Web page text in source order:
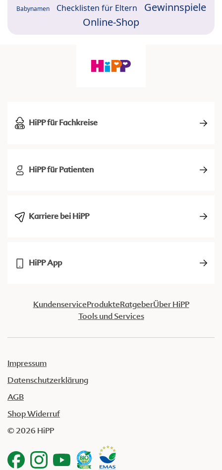
Babynamen Checklisten für Eltern
Gewinnspiele
Online-Shop
HiPP für Fachkreise
HiPP für Patienten
Karriere bei HiPP
HiPP App
KundenserviceProdukteRatgeberÜber HiPP
Tools und Services
Impressum
Datenschutzerklärung
AGB
Shop Widerruf
© 2026 HiPP